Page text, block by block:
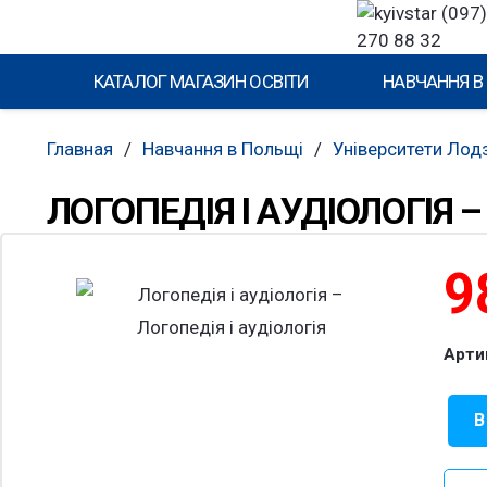
270 88 32
КАТАЛОГ МАГАЗИН ОСВІТИ НАВЧАННЯ
Главная / Навчання в Польщі / Університети
ЛОГОПЕДІЯ І АУДІОЛОГІЯ